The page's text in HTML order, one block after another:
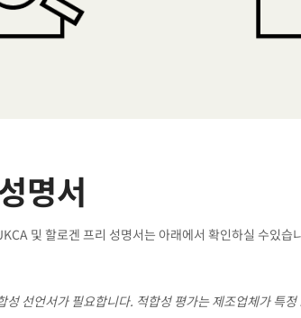
명서
및 할로겐 프리 성명서는 아래에서 확인하실 수있습
성 선언서가 필요합니다. 적합성 평가는 제조업체가 특